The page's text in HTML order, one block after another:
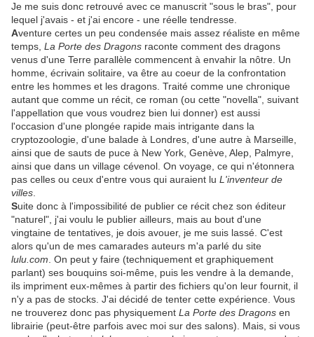
Je me suis donc retrouvé avec ce manuscrit "sous le bras", pour
lequel j'avais - et j'ai encore - une réelle tendresse.
Aventure certes un peu condensée mais assez réaliste en même
temps, La Porte des Dragons raconte comment des dragons
venus d'une Terre parallèle commencent à envahir la nôtre. Un
homme, écrivain solitaire, va être au coeur de la confrontation
entre les hommes et les dragons. Traité comme une chronique
autant que comme un récit, ce roman (ou cette "novella", suivant
l'appellation que vous voudrez bien lui donner) est aussi
l'occasion d'une plongée rapide mais intrigante dans la
cryptozoologie, d'une balade à Londres, d'une autre à Marseille,
ainsi que de sauts de puce à New York, Genève, Alep, Palmyre,
ainsi que dans un village cévenol. On voyage, ce qui n'étonnera
pas celles ou ceux d'entre vous qui auraient lu L'inventeur de
villes
Suite donc à l'impossibilité de publier ce récit chez son éditeur
"naturel", j'ai voulu le publier ailleurs, mais au bout d'une
vingtaine de tentatives, je dois avouer, je me suis lassé. C'est
alors qu'un de mes camarades auteurs m'a parlé du site
lulu.com . On peut y faire (techniquement et graphiquement
parlant) ses bouquins soi-même, puis les vendre à la demande,
ils impriment eux-mêmes à partir des fichiers qu'on leur fournit, il
n'y a pas de stocks. J'ai décidé de tenter cette expérience. Vous
ne trouverez donc pas physiquement La Porte des Dragons en
librairie (peut-être parfois avec moi sur des salons). Mais, si vous